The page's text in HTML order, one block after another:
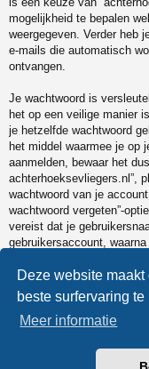
Deze website
beste surfervaring
Meer informatie
mogelijkheid te bepalen
weergegeven. Verder heb
e-mails die automatisch
ontvangen.
Je wachtwoord is
het op een veilige manier
je hetzelfde wachtwoord
het middel waarmee je op
aanmelden, bewaar het
achterhoeksevliegers.nl”,
wachtwoord van je
wachtwoord vergeten”-
vereist dat je
gebruikersaccount,
genereren en zal
aanmelden.
AVXCC webpage
Powered by
Style